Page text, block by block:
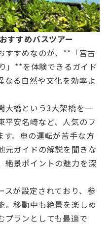
すすめバスツアー
すすめなのが、**「宮古
」**を体験できるガイド
なる自然や文化を効率よ
大橋という3大架橋を一
平安名崎など、人気のフ
す。車の運転が苦手な方
元ガイドの解説を聞きな
絶景ポイントの魅力を深
スが設定されており、参
。移動中も絶景を楽しめ
プランとしても最適で